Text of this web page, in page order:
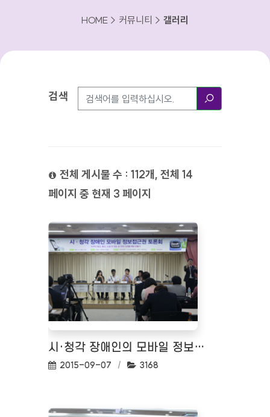
HOME > 커뮤니티 > 갤러리
검색방법
검색
전체 게시물 수 : 112개, 전체 14
페이지 중 현재 3 페이지
시·청각 장애인의 모바일 정보접근권 토론회
작성일:
2015-09-07 조회수:
3168